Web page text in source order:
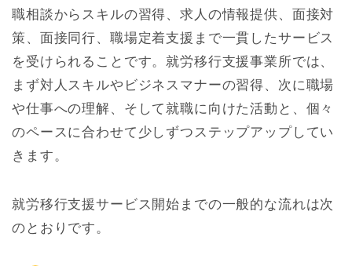
職相談からスキルの習得、求人の情報提供、面接対
策、面接同行、職場定着支援まで一貫したサービス
を受けられることです。就労移行支援事業所では、
まず対人スキルやビジネスマナーの習得、次に職場
や仕事への理解、そして就職に向けた活動と、個々
のペースに合わせて少しずつステップアップしてい
きます。
就労移行支援サービス開始までの一般的な流れは次
のとおりです。